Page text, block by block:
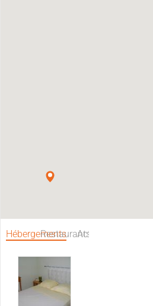
Hébergements
RestaurantsActivités